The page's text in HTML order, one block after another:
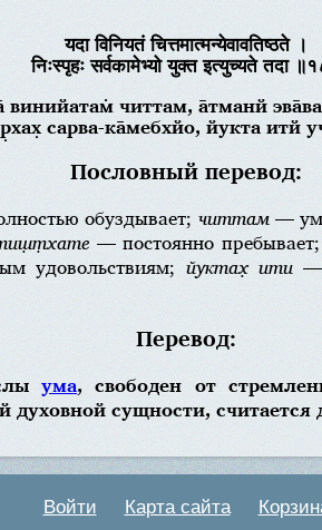
यदा विनियतं चित्तमात्मन्येवावतिष्ठते ।
निःस्पृहः सर्वकामेभ्यो युक्त इत्युच्यते तदा
винийатам̇ читтам, а̄тманй
сарва-ка̄мебхйо, йукта итй
Пословный перевод:
обуздывает; читтам—
— постоянно пребывает;
удовольствиям; йуктах̣ ити —
Перевод:
ума, свободен от
духовной сущности,
Войти Карта сайта